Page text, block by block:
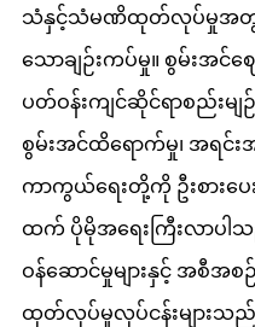
သံနှင့်သံမဏိထုတ်လုပ်မှုအတွ
သောချဉ်းကပ်မှု။ စွမ်းအင်ဈေ
ပတ်ဝန်းကျင်ဆိုင်ရာစည်းမျ
စွမ်းအင်ထိရောက်မှု၊ အရင်း
ကာကွယ်ရေးတို့ကို ဦးစား
ထက် ပိုမိုအရေးကြီးလာပါ
ဝန်ဆောင်မှုများနှင့် အစီအစ
ထုတ်လုပ်မှုလုပ်ငန်းများသ